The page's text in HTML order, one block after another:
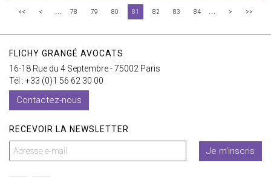
<< < ... 78 79 80 81 82 83 84 ... > >>
FLICHY GRANGÉ AVOCATS
16-18 Rue du 4 Septembre - 75002 Paris
Tél : +33 (0)1 56 62 30 00
Contactez-nous
RECEVOIR LA NEWSLETTER
Je m'inscris